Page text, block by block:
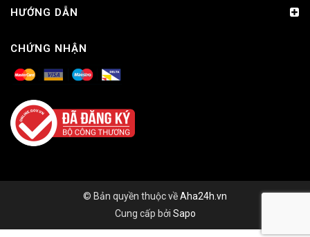
HƯỚNG DẪN
CHỨNG NHẬN
© Bản quyền thuộc vềAha24h.vn
Cung cấp bởi Sapo